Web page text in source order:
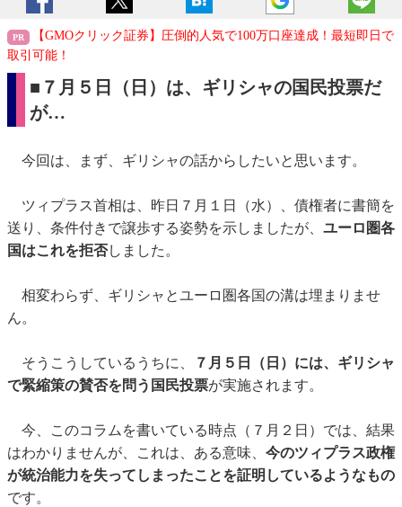
【GMOクリック証券】圧倒的人気で100万口座達成！最短即日で
取引可能！
■７月５日（日）は、ギリシャの国民投票だ
が…
今回は、まず、ギリシャの話からしたいと思います。
ツィプラス首相は、昨日７月１日（水）、債権者に書簡を
送り、条件付きで譲歩する姿勢を示しましたが、 ユーロ圏各
国はこれを拒否しました。
相変わらず、ギリシャとユーロ圏各国の溝は埋まりませ
ん。
そうこうしているうちに、
７月５日（日）には、ギリシャ
で緊縮策の賛否を問う国民投票が実施されます。
今、このコラムを書いている時点（７月２日）では、結果
はわかりませんが、これは、ある意味、 今のツィプラス政権
が統治能力を失ってしまったことを証明しているようなもの
です。